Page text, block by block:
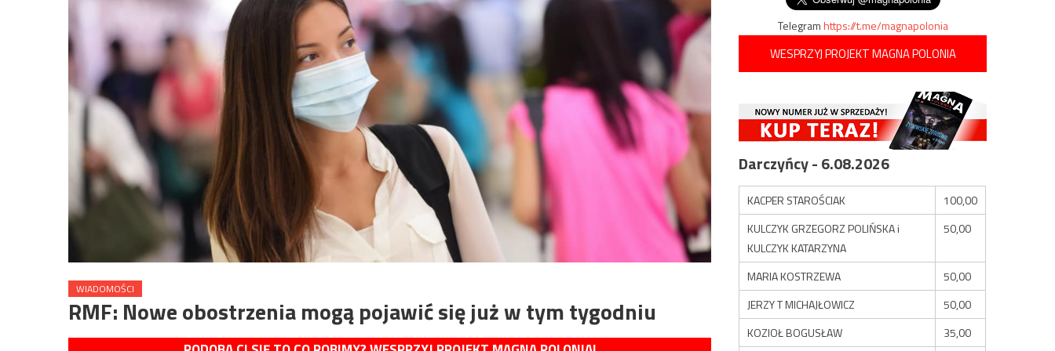
WIADOMOŚCI
RMF: Nowe obostrzenia mogą pojawić się już w tym tygodniu
Telegramhttps://t.me/magnapolonia
WESPRZYJ PROJEKT MAGNA POLONIA
Darczyńcy - 6.08.2026
KACPER STAROŚCIAK
100,00
KULCZYK GRZEGORZ POLIŃSKA i
KULCZYK KATARZYNA
50,00
MARIA KOSTRZEWA
50,00
JERZY T MICHAJŁOWICZ
50,00
KOZIOŁ BOGUSŁAW
35,00